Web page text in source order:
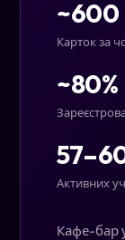
~600
Карток за
~80%
Активних
Кафе-бар